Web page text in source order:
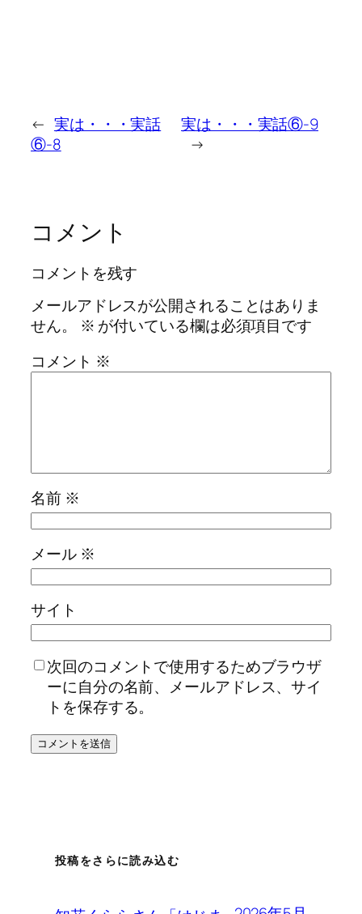
← 実は・・・実話
⑥-8
実は・・・実話⑥-9
→
コメント
コメントを残す
メールアドレスが公開されることはありま
せん。
※ が付いている欄は必須項目です
コメント ※
名前 ※
メール ※
サイト
次回のコメントで使用するためブラウザ
ーに自分の名前、メールアドレス、サイ
トを保存する。
投稿をさらに読み込む